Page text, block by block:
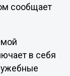
сообщает
в себя